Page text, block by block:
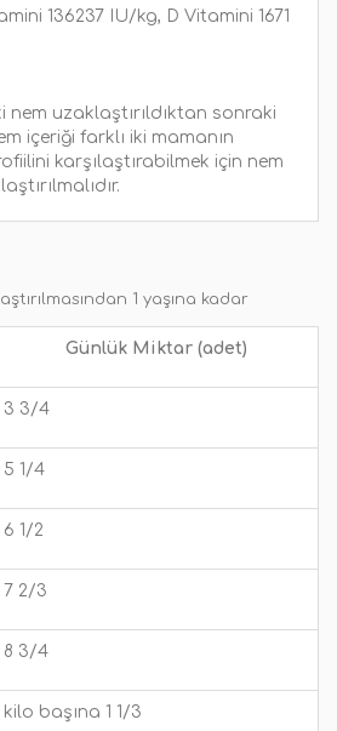
136237 IU/kg, D Vitamini 1671
nem uzaklaştırıldıktan sonraki
içeriği farklı iki mamanın
karşılaştırabilmek için nem
1 yaşına kadar
Günlük Miktar (adet)
3 3/4
5 1/4
6 1/2
7 2/3
8 3/4
kilo başına 1 1/3